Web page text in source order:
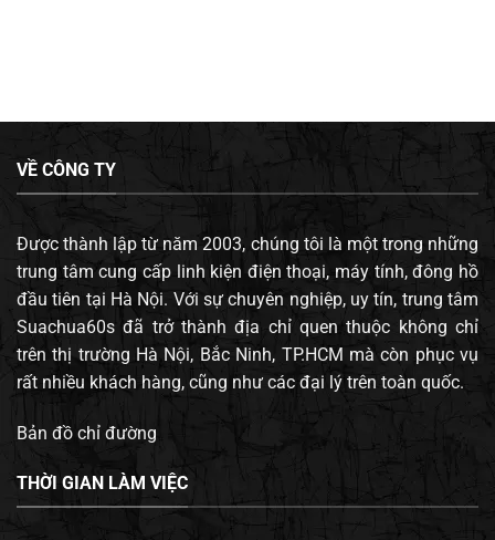
VỀ CÔNG TY
Được thành lập từ năm 2003, chúng tôi là một trong những
trung tâm cung cấp linh kiện điện thoại, máy tính, đông hồ
đầu tiên tại Hà Nội. Với sự chuyên nghiệp, uy tín, trung tâm
Suachua60s đã trở thành địa chỉ quen thuộc không chỉ
trên thị trường Hà Nội, Bắc Ninh, TP.HCM mà còn phục vụ
rất nhiều khách hàng, cũng như các đại lý trên toàn quốc.
Bản đồ chỉ đường
THỜI GIAN LÀM VIỆC